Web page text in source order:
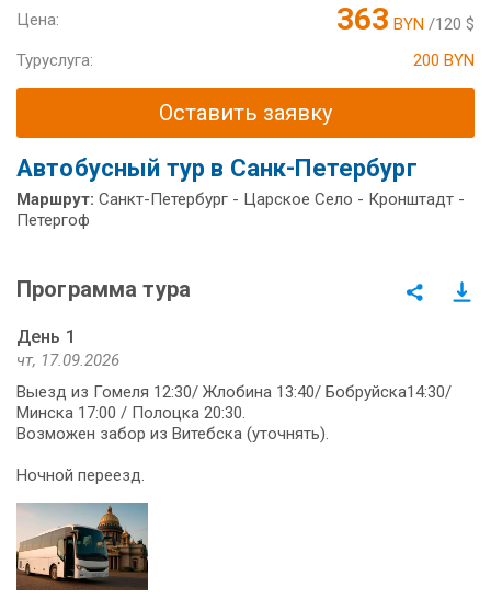
Цена: 363 BYN /120 $
Туруслуга:
200 BYN
Оставить заявку
Автобусный тур в Санк-Петербург
Маршрут: Санкт-Петербург - Царское Село - Кронштадт -
Петергоф
Программа тура
День 1
чт, 17.09.2026
Выезд из Гомеля 12:30/ Жлобина 13:40/ Бобруйска14:30/
Минска 17:00 / Полоцка 20:30.
Возможен забор из Витебска (уточнять).
Ночной переезд.